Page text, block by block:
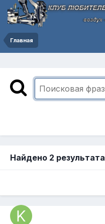
Главная
Найдено 2 результата